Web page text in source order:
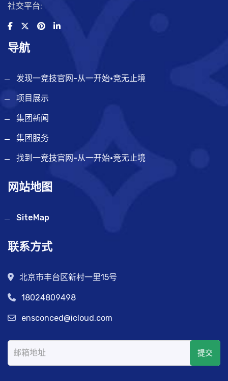
社交平台:
导航
发现一竞技官网-从一开始·竞无止境
项目展示
集团新闻
集团服务
找到一竞技官网-从一开始·竞无止境
网站地图
SiteMap
联系方式
北京市丰台区新村一里15号
18024809498
ensconced@icloud.com
提交